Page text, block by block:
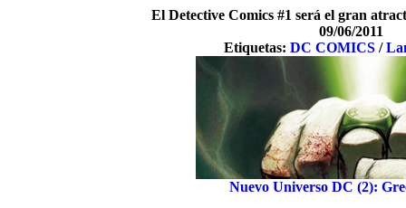
El Detective Comics #1 será el gran
09/06/2011
Etiquetas: DC COMICS /
Nuevo Universo DC (2):